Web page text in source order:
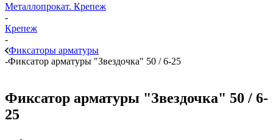
Металлопрокат. Крепеж
-
Крепеж
-
Фиксаторы арматуры
-Фиксатор арматуры "Звездочка" 50 / 6-25
Фиксатор арматуры "Звездочка" 50 / 6-
25